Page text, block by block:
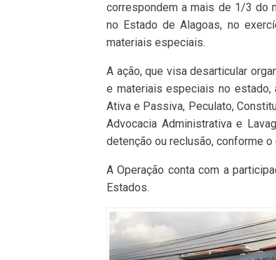
correspondem a mais de 1/3 do
no Estado de Alagoas, no
materiais especiais.
A ação, que visa desarticular
e materiais especiais no estado,
Ativa e Passiva, Peculato,
Advocacia Administrativa e
detenção ou reclusão, conforme o
A Operação conta com a
Estados.